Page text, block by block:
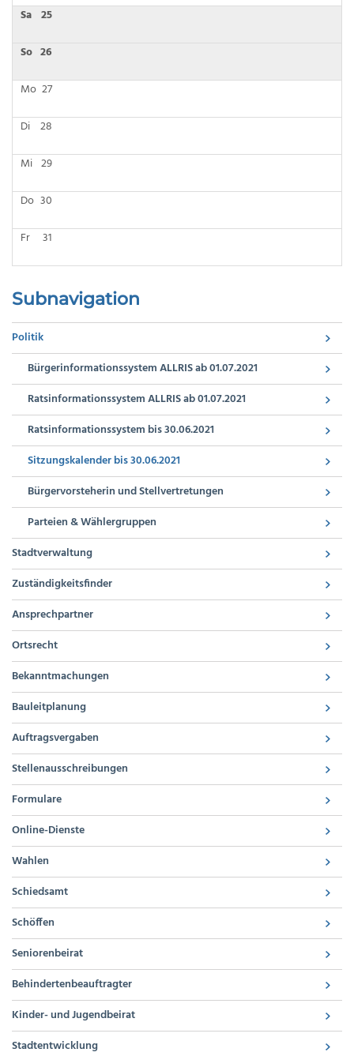
Sa 25
So 26
Mo 27
Di 28
Mi 29
Do 30
Fr 31
Subnavigation
Politik
Bürgerinformationssystem ALLRIS ab 01.07.2021
Ratsinformationssystem ALLRIS ab 01.07.2021
Ratsinformationssystem bis 30.06.2021
Sitzungskalender bis 30.06.2021
Bürgervorsteherin und Stellvertretungen
Parteien & Wählergruppen
Stadtverwaltung
Zuständigkeitsfinder
Ansprechpartner
Ortsrecht
Bekanntmachungen
Bauleitplanung
Auftragsvergaben
Stellenausschreibungen
Formulare
Online-Dienste
Wahlen
Schiedsamt
Schöffen
Seniorenbeirat
Behindertenbeauftragter
Kinder- und Jugendbeirat
Stadtentwicklung